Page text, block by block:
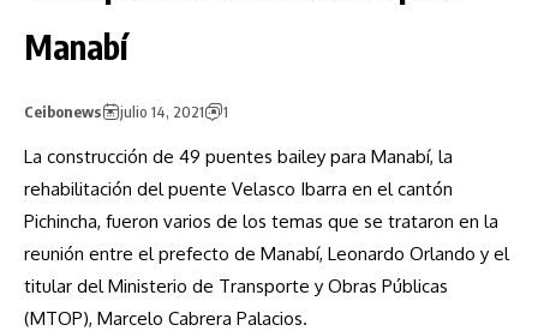
Manabí
Ceibonews julio 14, 2021 1
La construcción de 49 puentes bailey para Manabí, la
rehabilitación del puente Velasco Ibarra en el cantón
Pichincha, fueron varios de los temas que se trataron en la
reunión entre el prefecto de Manabí, Leonardo Orlando y el
titular del Ministerio de Transporte y Obras Públicas
(MTOP), Marcelo Cabrera Palacios.